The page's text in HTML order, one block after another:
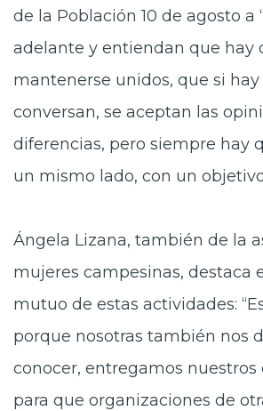
de la Población 10 de agosto a
adelante y entiendan que hay
mantenerse unidos, que si hay
conversan, se aceptan las
diferencias, pero siempre hay
un mismo lado, con un
Ángela Lizana, también de la
mujeres campesinas, destaca
mutuo de estas actividades:
porque nosotras también nos
conocer, entregamos
para que organizaciones de